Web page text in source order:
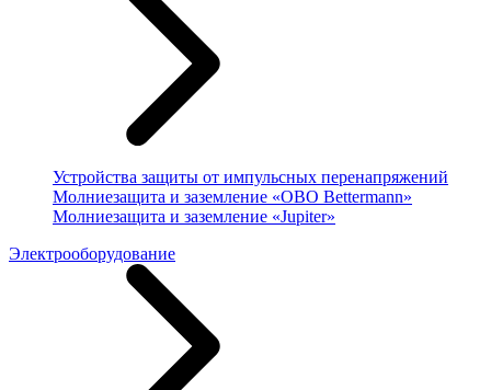
Устройства защиты от импульсных перенапряжений
Молниезащита и заземление «OBO Bettermann»
Молниезащита и заземление «Jupiter»
Электрооборудование